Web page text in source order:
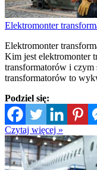
Elektromonter
Elektromonter
Kim jest elektromonter
transformatorów i czym
transformatorów to
Podziel się:
Czytaj więcej »